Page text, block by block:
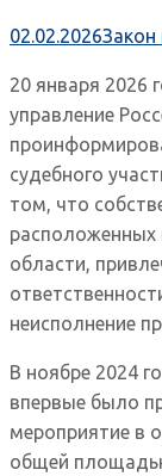
02.02.2026Закон
20 января 2026
управление
судебного
том, что
расположенных
области,
неисполнение
В ноябре 2024
впервые было
мероприятие в
общей